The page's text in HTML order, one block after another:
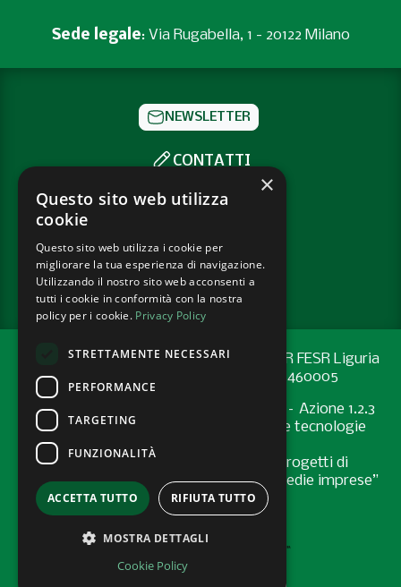
Sede legale: Via Rugabella, 1 - 20122 Milano
NEWSLETTER
CONTATTI
SOCIAL
PRIVACY POLICY
COOKIE POLICY
Progetto cofinanziato con risorse del PR FESR Liguria
2021-2027 codice CUP: G44E24001460005
Programma Regionale FESR 2021-2027 – Azione 1.2.3
"Sostenere l’introduzione di pratiche e tecnologie
digitali nelle imprese
Bando “Supporto allo sviluppo di progetti di
digitalizzazione nelle micro, piccole e medie imprese”
- Anno 2024
×
Questo sito web utilizza
cookie
Questo sito web utilizza i cookie per
migliorare la tua esperienza di navigazione.
Utilizzando il nostro sito web acconsenti a
tutti i cookie in conformità con la nostra
policy per i cookie. Privacy Policy
STRETTAMENTE NECESSARI
PERFORMANCE
TARGETING
FUNZIONALITÀ
ACCETTA TUTTO RIFIUTA TUTTO
MOSTRA DETTAGLI
Cookie Policy